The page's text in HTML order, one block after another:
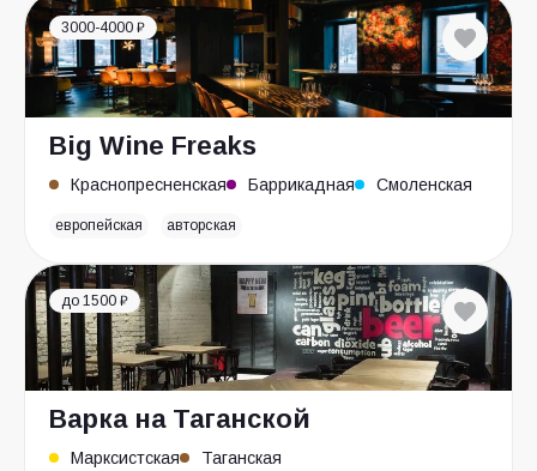
3000-4000 ₽
Big Wine Freaks
Краснопресненская Баррикадная Смоленская
европейская авторская
до 1500 ₽
Варка на Таганской
Марксистская Таганская